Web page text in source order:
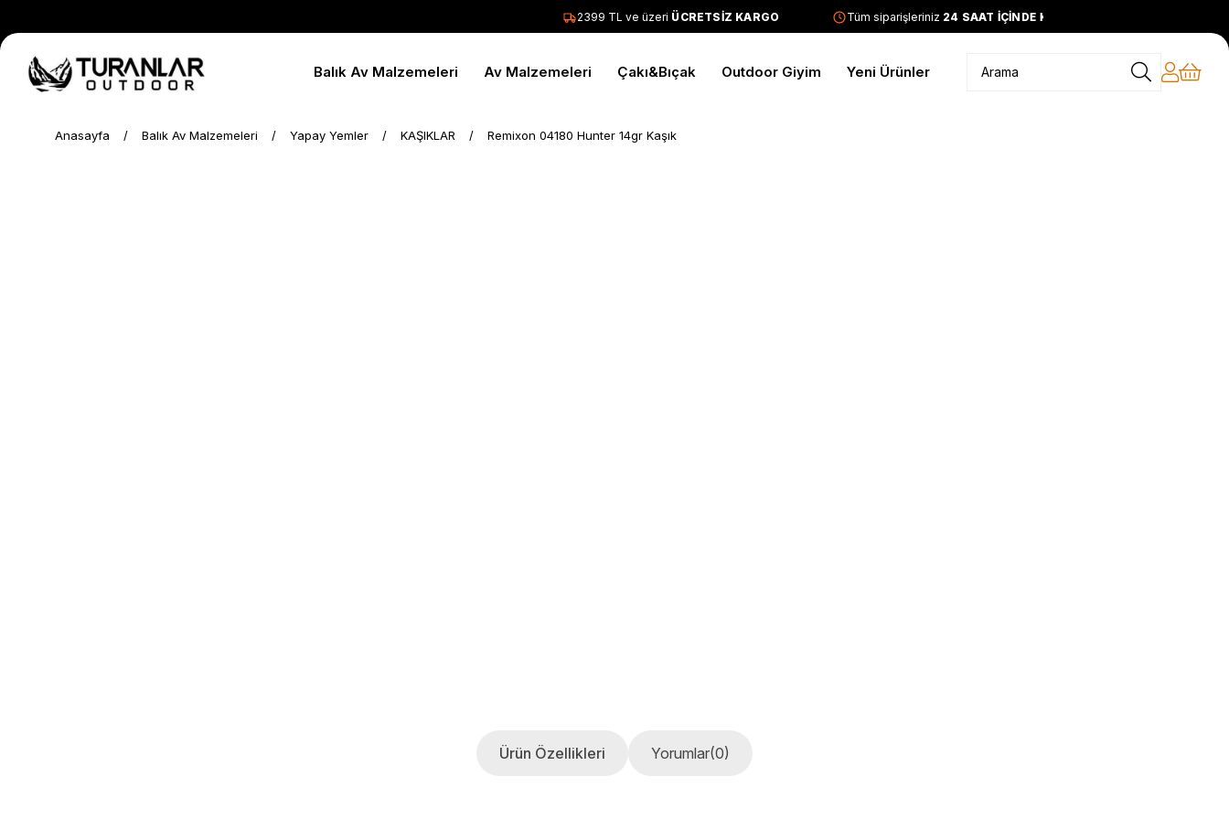
2399 TL ve üzeriÜCRETSİZ KARGO Tüm siparişleriniz24 SAAT İÇİNDE KARGODA
Balık Av Malzemeleri Av Malzemeleri Çakı&Bıçak Outdoor Giyim Yeni Ürünler
Anasayfa Balık Av Malzemeleri Yapay Yemler KAŞIKLAR Remixon 04180 Hunter 14gr Kaşık
Ürün Özellikleri Yorumlar(0)